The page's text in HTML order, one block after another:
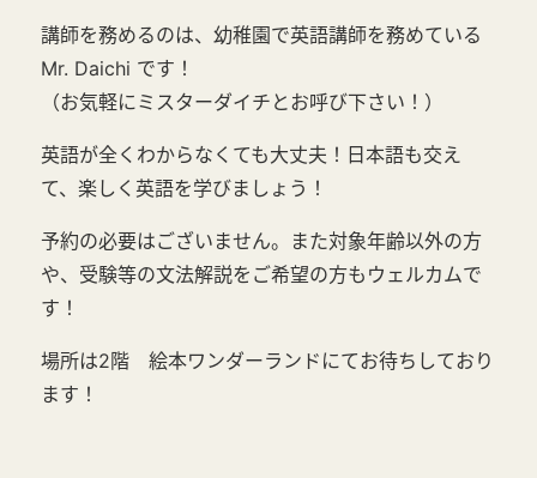
講師を務めるのは、幼稚園で英語講師を務めている
Mr. Daichi です！
（お気軽にミスターダイチとお呼び下さい！）
英語が全くわからなくても大丈夫！日本語も交え
て、楽しく英語を学びましょう！
予約の必要はございません。また対象年齢以外の方
や、受験等の文法解説をご希望の方もウェルカムで
す！
場所は2階 絵本ワンダーランドにてお待ちしており
ます！